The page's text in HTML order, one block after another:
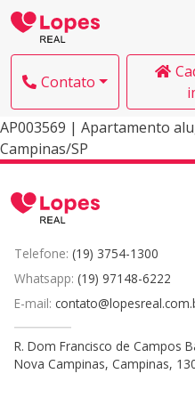
Contato
AP003569 | Apartamento
Campinas/SP
Telefone: (19) 3754-1300
Whatsapp: (19) 97148-6222
E-mail:
R. Dom Francisco de Campos
Nova Campinas, Campinas,